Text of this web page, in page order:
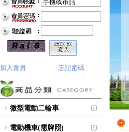
加入會員 忘記密碼
微型電動二輪車
電動機車(需牌照)